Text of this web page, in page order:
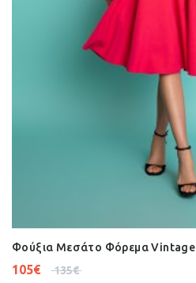
Φούξια Μεσάτο Φόρεμα Vintage
135€
105€